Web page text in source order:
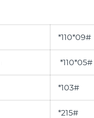
*110*09#
*110*05#
*103#
*215#